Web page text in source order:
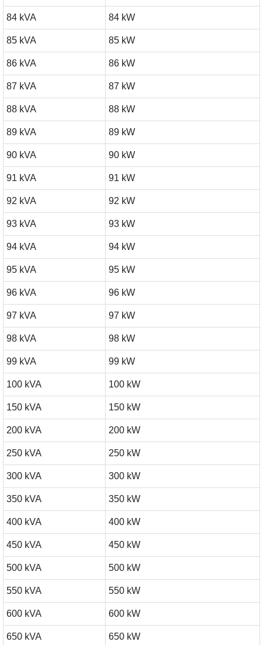
84 kVA 84 kW
85 kVA 85 kW
86 kVA 86 kW
87 kVA 87 kW
88 kVA 88 kW
89 kVA 89 kW
90 kVA 90 kW
91 kVA 91 kW
92 kVA 92 kW
93 kVA 93 kW
94 kVA 94 kW
95 kVA 95 kW
96 kVA 96 kW
97 kVA 97 kW
98 kVA 98 kW
99 kVA 99 kW
100 kVA 100 kW
150 kVA 150 kW
200 kVA 200 kW
250 kVA 250 kW
300 kVA 300 kW
350 kVA 350 kW
400 kVA 400 kW
450 kVA 450 kW
500 kVA 500 kW
550 kVA 550 kW
600 kVA 600 kW
650 kVA 650 kW